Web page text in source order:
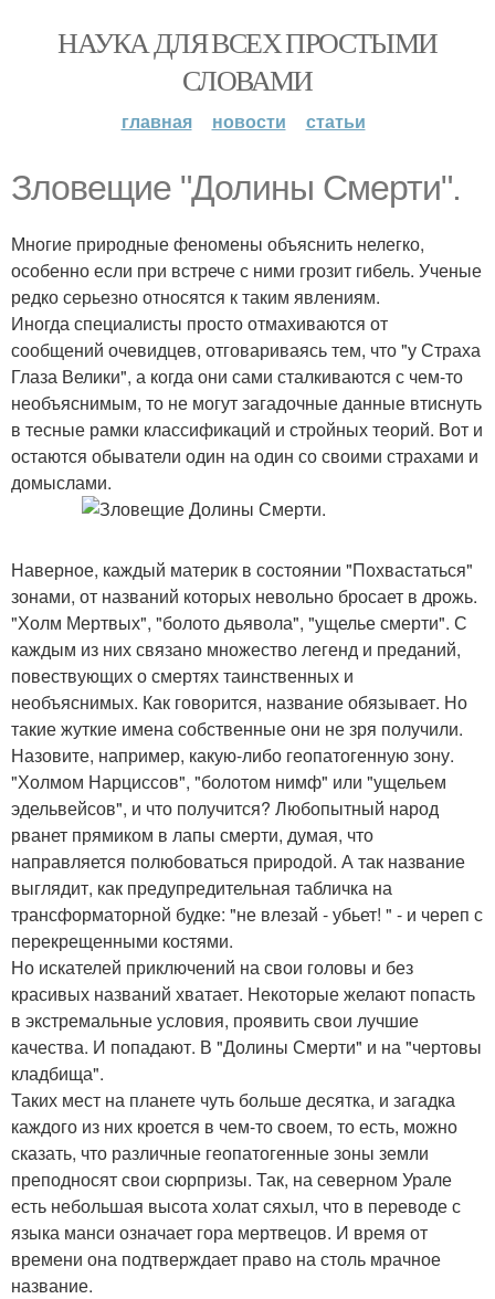
НАУКА ДЛЯ ВСЕХ ПРОСТЫМИ
СЛОВАМИ
главная новости статьи
Зловещие "Долины Смерти".
Многие природные феномены объяснить нелегко,
особенно если при встрече с ними грозит гибель. Ученые
редко серьезно относятся к таким явлениям.
Иногда специалисты просто отмахиваются от
сообщений очевидцев, отговариваясь тем, что "у Страха
Глаза Велики", а когда они сами сталкиваются с чем-то
необъяснимым, то не могут загадочные данные втиснуть
в тесные рамки классификаций и стройных теорий. Вот и
остаются обыватели один на один со своими страхами и
домыслами.
Наверное, каждый материк в состоянии "Похвастаться"
зонами, от названий которых невольно бросает в дрожь.
"Холм Мертвых", "болото дьявола", "ущелье смерти". С
каждым из них связано множество легенд и преданий,
повествующих о смертях таинственных и
необъяснимых. Как говорится, название обязывает. Но
такие жуткие имена собственные они не зря получили.
Назовите, например, какую-либо геопатогенную зону.
"Холмом Нарциссов", "болотом нимф" или "ущельем
эдельвейсов", и что получится? Любопытный народ
рванет прямиком в лапы смерти, думая, что
направляется полюбоваться природой. А так название
выглядит, как предупредительная табличка на
трансформаторной будке: "не влезай - убьет! " - и череп с
перекрещенными костями.
Но искателей приключений на свои головы и без
красивых названий хватает. Некоторые желают попасть
в экстремальные условия, проявить свои лучшие
качества. И попадают. В "Долины Смерти" и на "чертовы
кладбища".
Таких мест на планете чуть больше десятка, и загадка
каждого из них кроется в чем-то своем, то есть, можно
сказать, что различные геопатогенные зоны земли
преподносят свои сюрпризы. Так, на северном Урале
есть небольшая высота холат сяхыл, что в переводе с
языка манси означает гора мертвецов. И время от
времени она подтверждает право на столь мрачное
название.